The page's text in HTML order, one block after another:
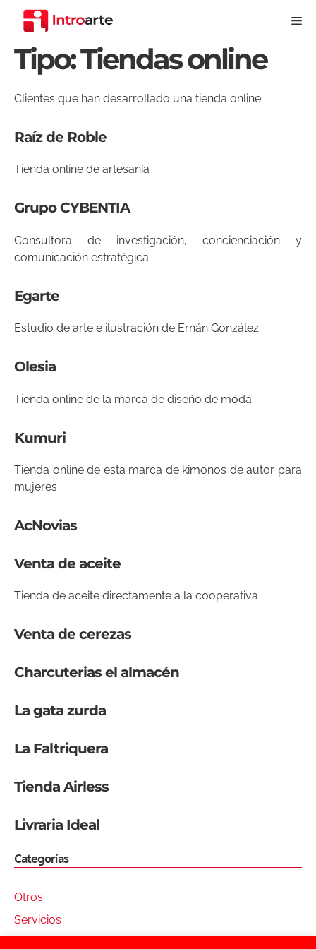
Saltar
Tipo:Tiendas online
Clientes que han desarrollado una tienda online
Raíz de Roble
Tienda online de artesanía
Grupo CYBENTIA
Consultora de investigación, concienciación y
comunicación estratégica
Egarte
Estudio de arte e ilustración de Ernán González
Olesia
Tienda online de la marca de diseño de moda
Kumuri
Tienda online de esta marca de kimonos de autor para
mujeres
AcNovias
Venta de aceite
Tienda de aceite directamente a la cooperativa
Venta de cerezas
Charcuterias el almacén
La gata zurda
La Faltriquera
Tienda Airless
Livraria Ideal
Categorías
Otros
Servicios